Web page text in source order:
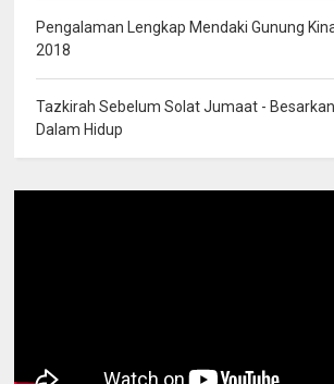
Pengalaman Lengkap Mendaki Gunung
2018
Tazkirah Sebelum Solat Jumaat -
Dalam Hidup